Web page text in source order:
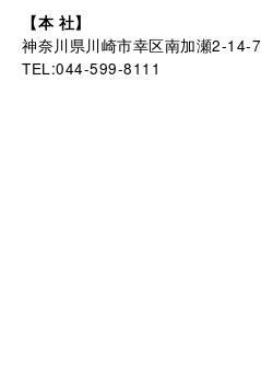
【本 社】
神奈川県川崎市幸区南加瀬2-14-7
TEL:044-599-8111